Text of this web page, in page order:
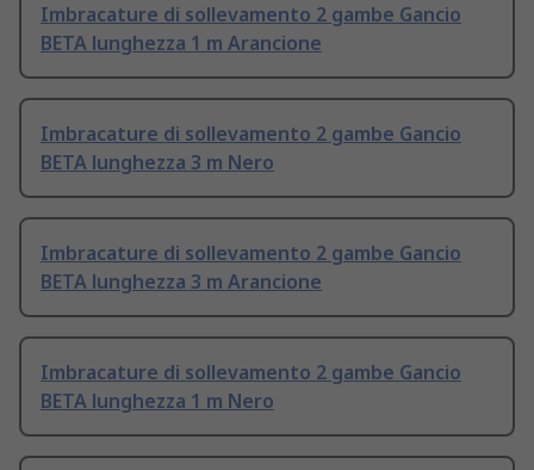
Imbracature di sollevamento 2 gambe Gancio
BETA lunghezza 1 m Arancione
Imbracature di sollevamento 2 gambe Gancio
BETA lunghezza 3 m Nero
Imbracature di sollevamento 2 gambe Gancio
BETA lunghezza 3 m Arancione
Imbracature di sollevamento 2 gambe Gancio
BETA lunghezza 1 m Nero